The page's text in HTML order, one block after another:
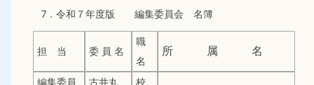
7．令和７年度版 編集委員会 名簿
担 当 委 員 名
職
名
所 属 名
編集委員
古井丸
校